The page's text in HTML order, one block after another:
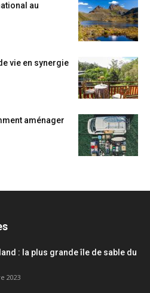
au
vie en synergie
aménager
: la plus grande île de sable du
2023